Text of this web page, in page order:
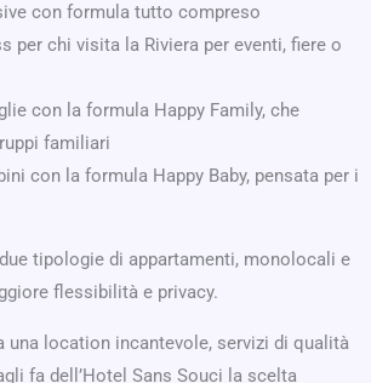
con formula tutto compreso
per chi visita la Riviera per eventi, fiere o
con la formula Happy Family, che
familiari
con la formula Happy Baby, pensata per i
tipologie di appartamenti, monolocali e
flessibilità e privacy.
una location incantevole, servizi di qualità
fa dell’Hotel Sans Souci la scelta